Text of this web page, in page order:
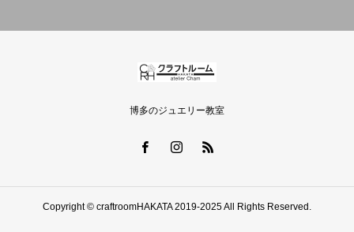
博多のジュエリー教室
Copyright © craftroomHAKATA 2019-2025 All Rights Reserved.